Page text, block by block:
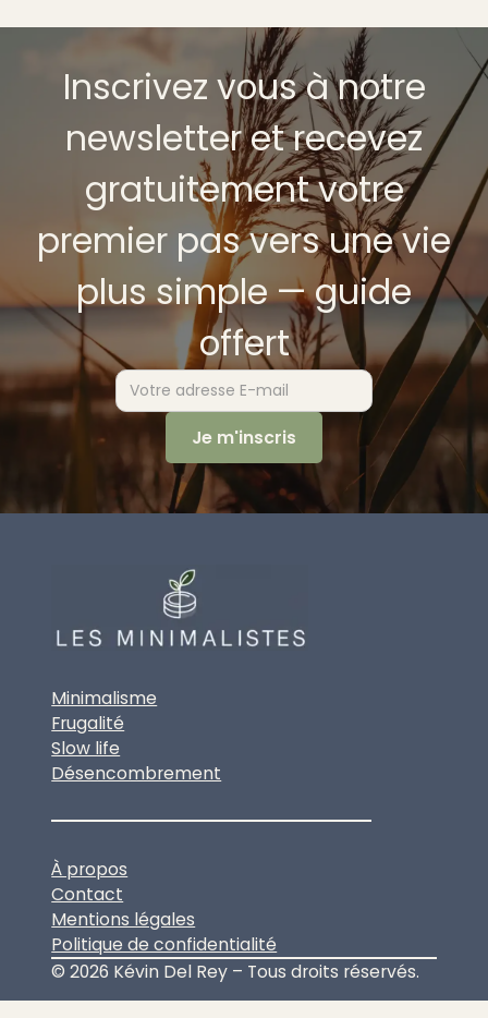
Inscrivez vous à notre
newsletter et recevez
gratuitement votre
premier pas vers une vie
plus simple — guide
offert
Minimalisme
Frugalité
Slow life
Désencombrement
À propos
Contact
Mentions légales
Politique de confidentialité
© 2026 Kévin Del Rey – Tous droits réservés.